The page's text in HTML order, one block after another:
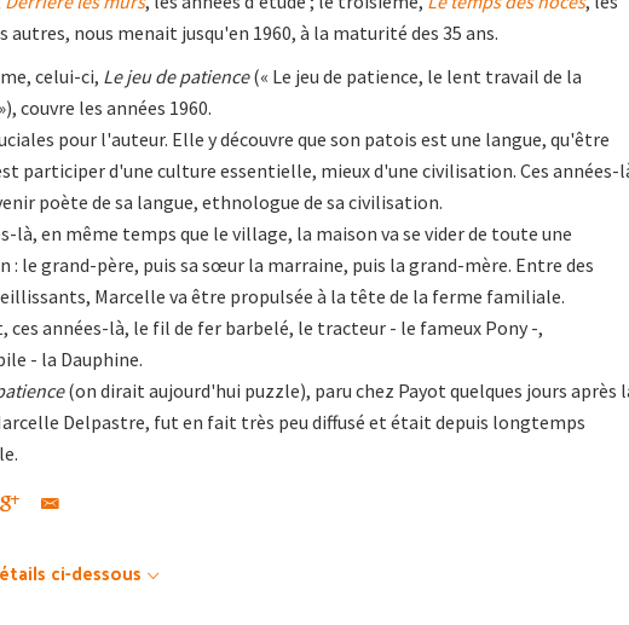
autres, nous menait jusqu'en 1960, à la maturité des 35 ans.
celui-ci, Le jeu de patience(« Le jeu de patience, le lent travail de la
couvre les années 1960.
pour l'auteur. Elle y découvre que son patois est une langue, qu'être
participer d'une culture essentielle, mieux d'une civilisation. Ces années-
poète de sa langue, ethnologue de sa civilisation.
là, en même temps que le village, la maison va se vider de toute une
: le grand-père, puis sa sœur la marraine, puis la grand-mère. Entre des
Marcelle va être propulsée à la tête de la ferme familiale.
ces années-là, le fil de fer barbelé, le tracteur - le fameux Pony -,
- la Dauphine.
(on dirait aujourd'hui puzzle), paru chez Payot quelques jours après
Delpastre, fut en fait très peu diffusé et était depuis longtemps
ci-dessous